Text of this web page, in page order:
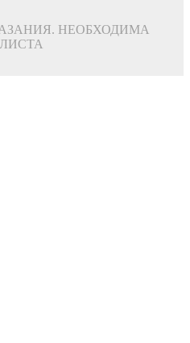
НЕОБХОДИМА